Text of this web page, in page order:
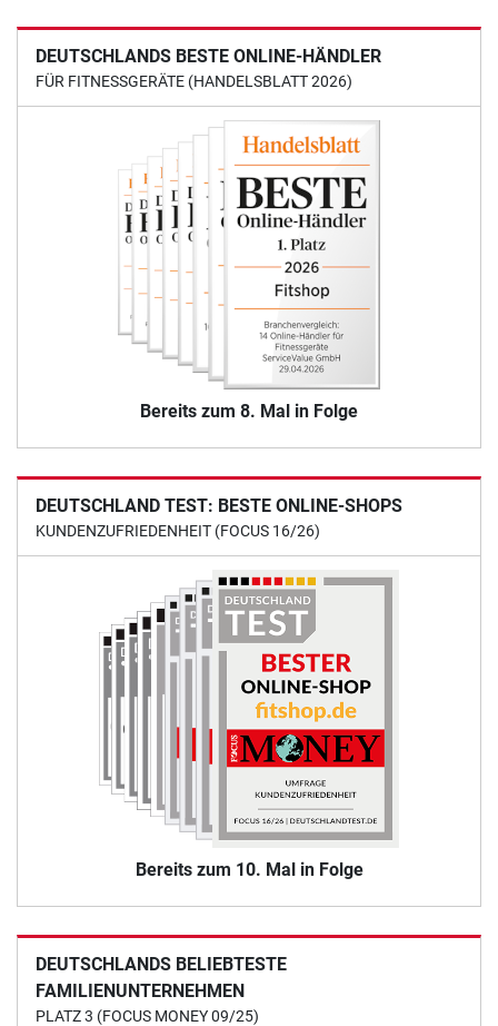
DEUTSCHLANDS BESTE ONLINE-HÄNDLER
FÜR FITNESSGERÄTE (HANDELSBLATT 2026)
Bereits zum 8. Mal in Folge
DEUTSCHLAND TEST: BESTE ONLINE-SHOPS
KUNDENZUFRIEDENHEIT (FOCUS 16/26)
Bereits zum 10. Mal in Folge
DEUTSCHLANDS BELIEBTESTE
FAMILIENUNTERNEHMEN
PLATZ 3 (FOCUS MONEY 09/25)